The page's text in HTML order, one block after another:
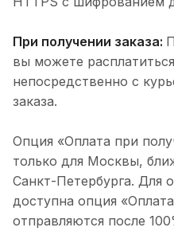
При получении заказа:
вы можете
непосредственно с
заказа.
Опция «Оплата при
только для Москвы,
Санкт-Петербурга. Для
доступна опция
отправляются после